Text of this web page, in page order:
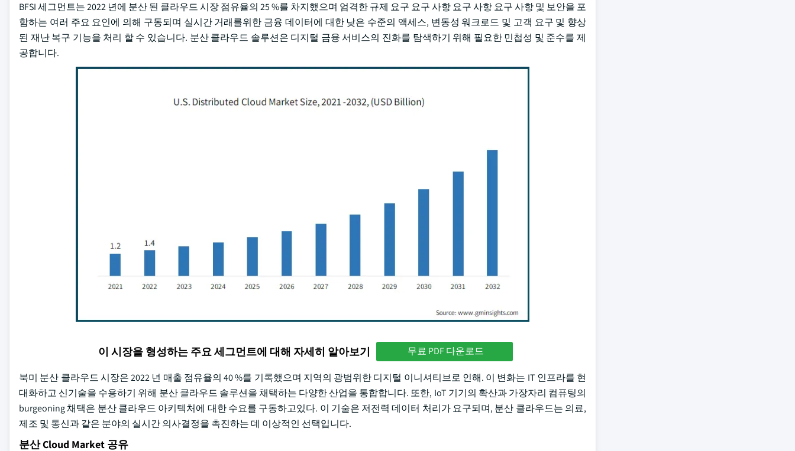
BFSI 세그먼트는 2022 년에 분산 된 클라우드 시장 점유율의 25 %를 차지했으며 엄격한 규제 요구 요구 사항 요구 사항 요구 사항 및 보안을 포
함하는 여러 주요 요인에 의해 구동되며 실시간 거래를위한 금융 데이터에 대한 낮은 수준의 액세스, 변동성 워크로드 및 고객 요구 및 향상
된 재난 복구 기능을 처리 할 수 있습니다. 분산 클라우드 솔루션은 디지털 금융 서비스의 진화를 탐색하기 위해 필요한 민첩성 및 준수를 제
공합니다.
이 시장을 형성하는 주요 세그먼트에 대해 자세히 알아보기 무료 PDF 다운로드
북미 분산 클라우드 시장은 2022 년 매출 점유율의 40 %를 기록했으며 지역의 광범위한 디지털 이니셔티브로 인해. 이 변화는 IT 인프라를 현
대화하고 신기술을 수용하기 위해 분산 클라우드 솔루션을 채택하는 다양한 산업을 통합합니다. 또한, IoT 기기의 확산과 가장자리 컴퓨팅의
burgeoning 채택은 분산 클라우드 아키텍처에 대한 수요를 구동하고있다. 이 기술은 저전력 데이터 처리가 요구되며, 분산 클라우드는 의료,
제조 및 통신과 같은 분야의 실시간 의사결정을 촉진하는 데 이상적인 선택입니다.
분산 Cloud Market 공유